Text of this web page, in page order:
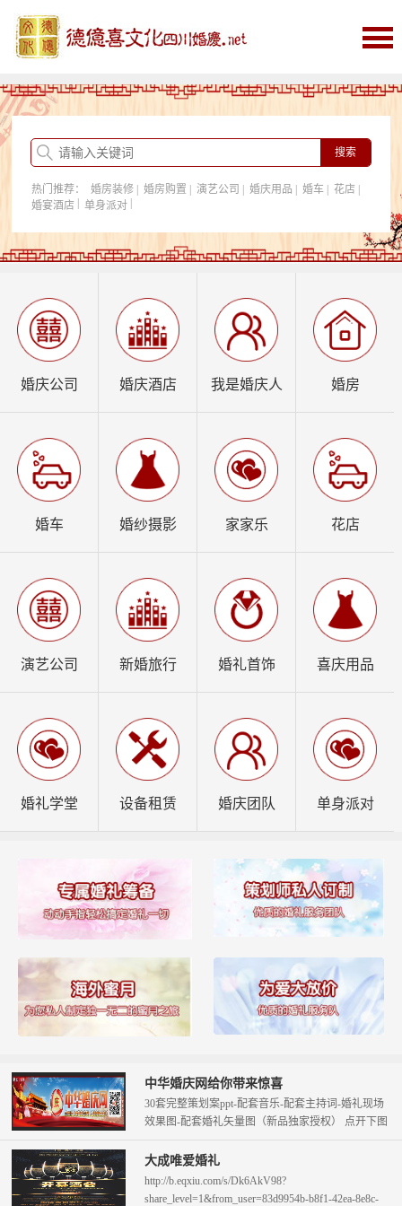
首页
婚庆
婚庆酒店
婚房购置
我是婚庆人
热门推荐： 婚房装修| 婚房购置 演艺公司 婚庆用品 婚车| 花店|
婚宴酒店| 单身派对|
婚庆公司 婚庆酒店 我是婚庆人 婚房
婚车 婚纱摄影 家家乐 花店
演艺公司 新婚旅行 婚礼首饰 喜庆用品
婚礼学堂 设备租赁 婚庆团队 单身派对
中华婚庆网给你带来惊喜
30套完整策划案ppt-配套音乐-配套主持词-婚礼现场
效果图-配套婚礼矢量图（新品独家授权） 点开下图
大成唯爱婚礼
http://b.eqxiu.com/s/Dk6AkV98?
share_level=1&from_user=83d9954b-b8f1-42ea-8e8c-